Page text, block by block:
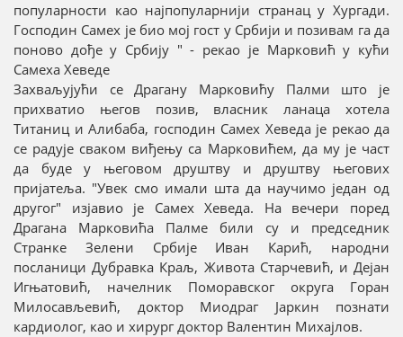
популарности као најпопуларнији странац у Хургади.
Господин Самех је био мој гост у Србији и позивам га да
поново дође у Србију " - рекао је Марковић у кући
Самеха Хеведе
Захваљујући се Драгану Марковићу Палми што је
прихватио његов позив, власник ланаца хотела
Титаниц и Алибаба, господин Самех Хеведа је рекао да
се радује сваком виђењу са Марковићем, да му је част
да буде у његовом друштву и друштву његових
пријатеља. "Увек смо имали шта да научимо један од
другог" изјавио је Самех Хеведа. На вечери поред
Драгана Марковића Палме били су и председник
Странке Зелени Србије Иван Карић, народни
посланици Дубравка Краљ, Живота Старчевић, и Дејан
Игњатовић, начелник Поморавског округа Горан
Милосављевић, доктор Миодраг Јаркин познати
кардиолог, као и хирург доктор Валентин Михајлов.